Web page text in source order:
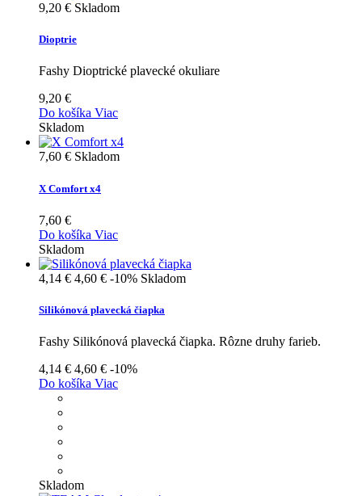
9,20 € Skladom
Dioptrie
Fashy Dioptrické plavecké okuliare
9,20 €
Do košíka Viac
Skladom
7,60 € Skladom
X Comfort x4
7,60 €
Do košíka Viac
Skladom
4,14 € 4,60 € -10% Skladom
Silikónová plavecká čiapka
Fashy Silikónová plavecká čiapka. Rôzne druhy farieb.
4,14 € 4,60 € -10%
Do košíka Viac
Skladom